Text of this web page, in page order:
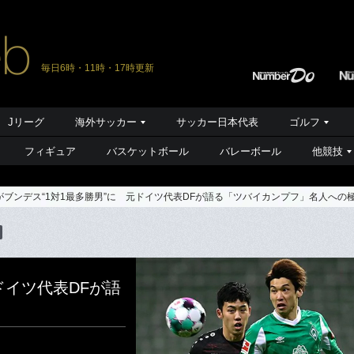
毎日6時・11時・17時更新
Jリーグ 海外サッカー サッカー日本代表 ゴルフ
フィギュア バスケットボール バレーボール 他競技
ブンデス“1対1最多勝男”に 元ドイツ代表DFが語る「ツバイカンプフ」名人への
ツ代表DFが語